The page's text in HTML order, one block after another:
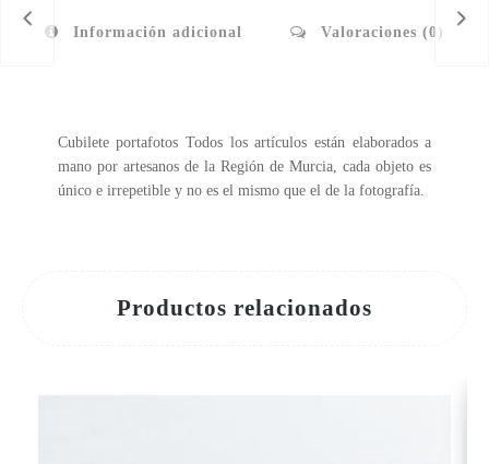
Información adicional Valoraciones (0)
Cubilete portafotos Todos los artículos están elaborados a
mano por artesanos de la Región de Murcia, cada objeto es
único e irrepetible y no es el mismo que el de la fotografía.
Productos relacionados